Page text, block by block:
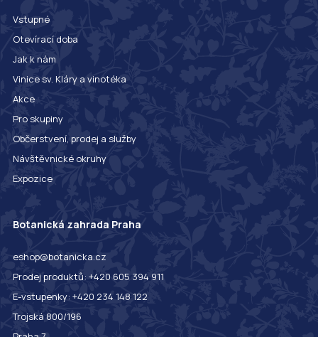
Vstupné
Otevírací doba
Jak k nám
Vinice sv. Kláry a vinotéka
Akce
Pro skupiny
Občerstvení, prodej a služby
Návštěvnické okruhy
Expozice
Botanická zahrada Praha
eshop@botanicka.cz
Prodej produktů: +420 605 394 911
E-vstupenky: +420 234 148 122
Trojská 800/196